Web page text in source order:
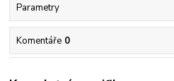
Parametry
Komentáře 0